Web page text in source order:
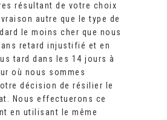
résultant de votre choix
autre que le type de
le moins cher que nous
retard injustifié et en
tard dans les 14 jours à
où nous sommes
décision de résilier le
Nous effectuerons ce
en utilisant le même